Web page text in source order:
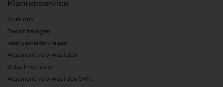
Lady Gaga kaartjes
Maroon 5 kaartjes
Rihanna kaartjes
Klantenservice
Over ons
Beoordelingen
Veel gestelde vragen
Algemene voorwaarden
Betaalmethoden
Algemene voorwaarden SWK